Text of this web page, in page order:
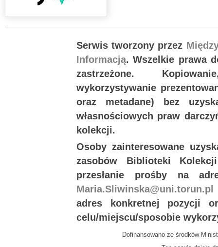
Serwis tworzony przez
Informacją. Wszelkie prawa
zastrzeżone.
wykorzystywanie
oraz metadane) bez
własnościowych praw
kolekcji.
Osoby zainteresowane
zasobów Biblioteki
przesłanie prośby na
Maria.Sliwinska@uni.torun.pl
adres konkretnej pozycji
celu/miejscu/sposobie
Dofinansowano ze środków